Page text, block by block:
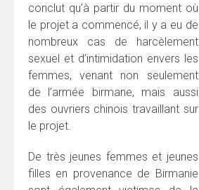
conclut qu’à partir du moment où
le projet a commencé, il y a eu de
nombreux cas de harcèlement
sexuel et d’intimidation envers les
femmes, venant non seulement
de l’armée birmane, mais aussi
des ouvriers chinois travaillant sur
le projet.
De très jeunes femmes et jeunes
filles en provenance de Birmanie